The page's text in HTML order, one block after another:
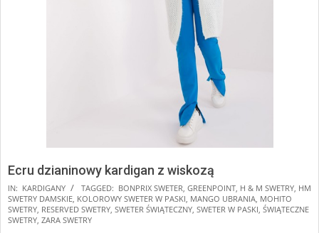
Ecru dzianinowy kardigan z wiskozą
2025-
11-
20
IN: KARDIGANY TAGGED: BONPRIX SWETER GREENPOINT H & M SWETRY HM
SWETRY DAMSKIE KOLOROWY SWETER W PASKI MANGO UBRANIA MOHITO
SWETRY RESERVED SWETRY SWETER ŚWIĄTECZNY SWETER W PASKI ŚWIĄTECZNE
SWETRY ZARA SWETRY